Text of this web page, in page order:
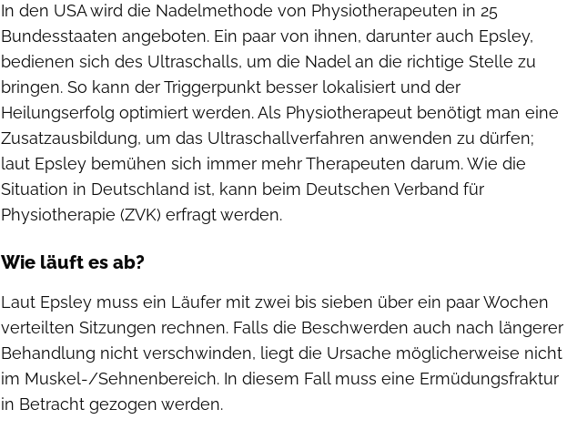
In den USA wird die Nadelmethode von Physiotherapeuten in 25
Bundesstaaten angeboten. Ein paar von ihnen, darunter auch Epsley,
bedienen sich des Ultraschalls, um die Nadel an die richtige Stelle zu
bringen. So kann der Triggerpunkt besser lokalisiert und der
Heilungserfolg optimiert werden. Als Physiotherapeut benötigt man eine
Zusatzausbildung, um das Ultraschallverfahren anwenden zu dürfen;
laut Epsley bemühen sich immer mehr Therapeuten darum. Wie die
Situation in Deutschland ist, kann beim Deutschen Verband für
Physiotherapie (ZVK) erfragt werden.
Wie läuft es ab?
Laut Epsley muss ein Läufer mit zwei bis sieben über ein paar Wochen
verteilten Sitzungen rechnen. Falls die Beschwerden auch nach längerer
Behandlung nicht verschwinden, liegt die Ursache möglicherweise nicht
im Muskel-/Sehnenbereich. In diesem Fall muss eine Ermüdungsfraktur
in Betracht gezogen werden.